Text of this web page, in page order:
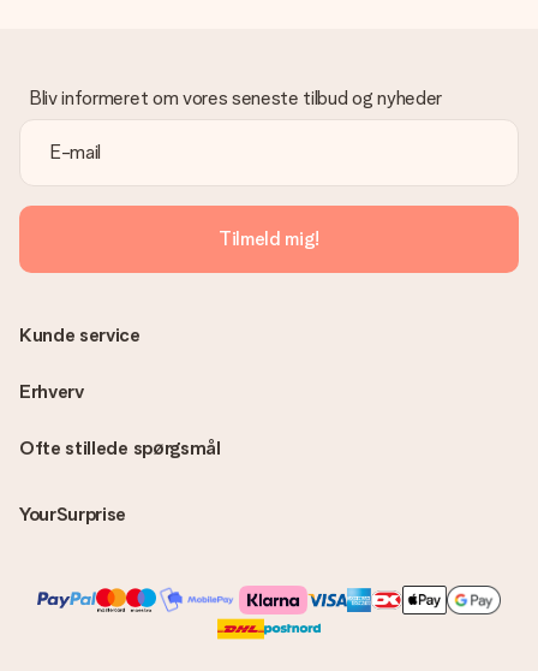
venligst vores kundeservice, de hjælper gerne med at finde en
passende løsning.
Er fakturaen sendt sammen med ordren?
Ingen faktura sendes med din ordre. Du modtager altid
fakturaen i bekræftelsesemailen, og du kan altid finde den i din
MySurprise-konto. Det betyder at du kan få gaven leveret
direkte til modtageren, hvilket gør det til en sand
overraskelse!
Bliv informeret om vores seneste tilbud og nyheder
Tilmeld mig!
Ofte stillede spørgsmål
YourSurprise
Kunde service
Erhverv